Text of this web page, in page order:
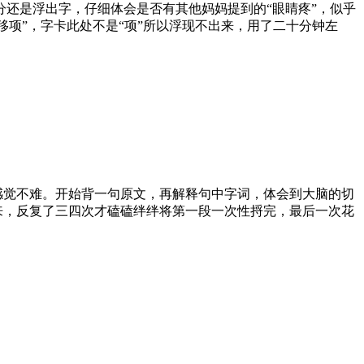
是浮出字，仔细体会是否有其他妈妈提到的“眼睛疼”，似乎
”，字卡此处不是“项”所以浮现不出来，用了二十分钟左
不难。开始背一句原文，再解释句中字词，体会到大脑的切
反复了三四次才磕磕绊绊将第一段一次性捋完，最后一次花